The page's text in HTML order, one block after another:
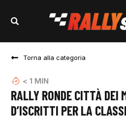
Torna alla categoria
< 1 MIN
RALLY RONDE CITTÀ DEI
D’ISCRITTI PER LA